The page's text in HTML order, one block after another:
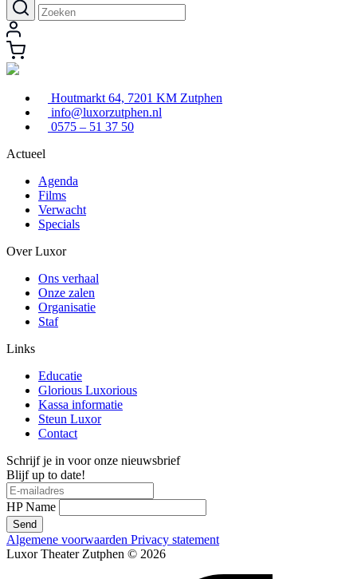
Houtmarkt 64, 7201 KM Zutphen
info@luxorzutphen.nl
0575 – 51 37 50
Actueel
Agenda
Films
Verwacht
Specials
Over Luxor
Ons verhaal
Onze zalen
Organisatie
Staf
Links
Educatie
Glorious Luxorious
Kassa informatie
Steun Luxor
Contact
Schrijf je in voor onze nieuwsbrief
Blijf up to date!
HP Name
Send
Algemene voorwaarden Privacy statement
Luxor Theater Zutphen © 2026